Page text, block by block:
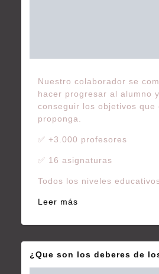
Nuestro colaborador se
hacer progresar al alumno
conseguir los objetivos que
proponga.
✅ +3.000 profesores
✅ 16 asignaturas
Todos los niveles
Leer más
¿Que son los deberes de